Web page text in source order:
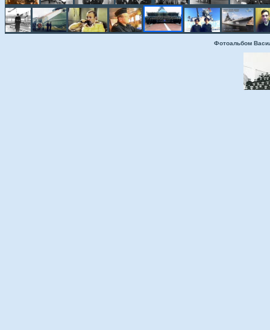
Фотоальбом